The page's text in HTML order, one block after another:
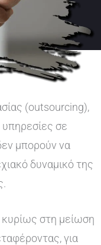
(outsourcing),
σε
μπορούν να
δυναμικό της
στη μείωση
για